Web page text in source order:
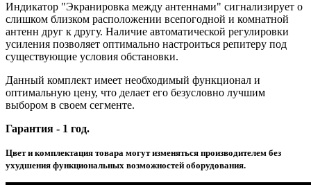
Индикатор "Экранировка между антеннами" сигнализирует о
слишком близком расположении всепогодной и комнатной
антенн друг к другу. Наличие автоматической регулировки
усиления позволяет оптимально настроиться репитеру под
существующие условия обстановки.
Данный комплект имеет необходимый функционал и
оптимальную цену, что делает его безусловно лучшим
выбором в своем сегменте.
Гарантия - 1 год.
Цвет и комплектация товара могут изменяться производителем без
ухудшения функциональных возможностей оборудования.